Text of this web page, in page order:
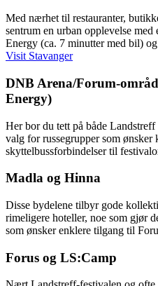
Med nærhet til restauranter,
sentrum en urban opplevelse
Energy (ca. 7 minutter med bil)
Visit Stavanger
DNB Arena/Forum-
Energy)
Her bor du tett på både
valg for russegrupper som ønsker
skyttelbussforbindelser til
Madla og Hinna
Disse bydelene tilbyr gode
rimeligere hoteller, noe som gjør
som ønsker enklere tilgang til
Forus og LS:Camp